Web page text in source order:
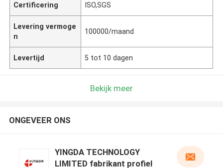
Certificering ISO,SGS
Levering vermoge
n
100000/maand
Levertijd 5 tot 10 dagen
Bekijk meer
ONGEVEER ONS
YINGDA TECHNOLOGY
LIMITED fabrikant profiel